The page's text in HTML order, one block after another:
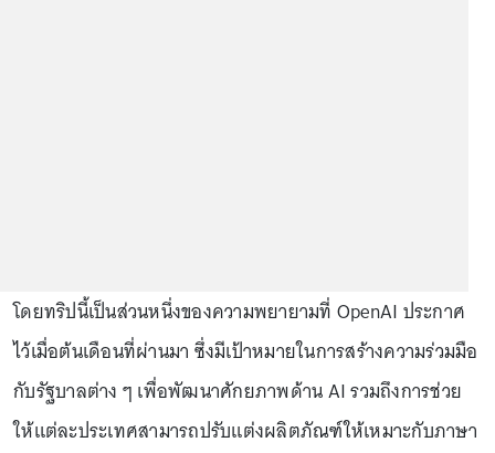
โดยทริปนี้เป็นส่วนหนึ่งของความพยายามที่ OpenAI ประกาศ
ไว้เมื่อต้นเดือนที่ผ่านมา ซึ่งมีเป้าหมายในการสร้างความร่วมมือ
กับรัฐบาลต่าง ๆ เพื่อพัฒนาศักยภาพด้าน AI รวมถึงการช่วย
ให้แต่ละประเทศสามารถปรับแต่งผลิตภัณฑ์ให้เหมาะกับภาษา